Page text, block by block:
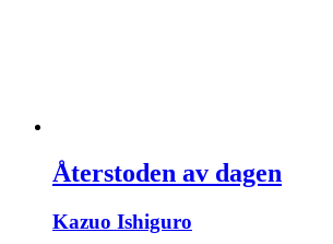
Återstoden av dagen
Kazuo Ishiguro